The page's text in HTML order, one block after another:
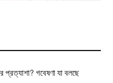
প্রত্যাশা? গবেষণা যা বলছে